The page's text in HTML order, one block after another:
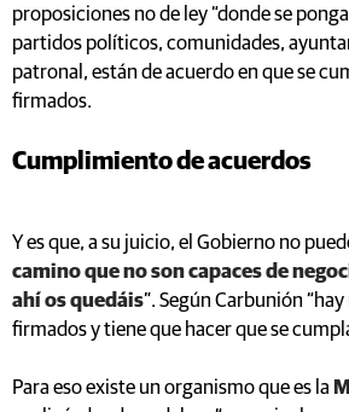
proposiciones no de ley “donde se
partidos políticos, comunidades,
patronal, están de acuerdo en que se
firmados.
Cumplimiento de acuerdos
Y es que, a su juicio, el Gobierno no
camino que no son capaces de
ahí os quedáis”. Según Carbunión
firmados y tiene que hacer que se
Para eso existe un organismo que es la